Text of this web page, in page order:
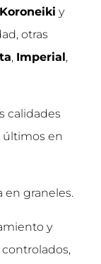
Koroneiki y
otras
, Imperial,
calidades
últimos en
en graneles.
y